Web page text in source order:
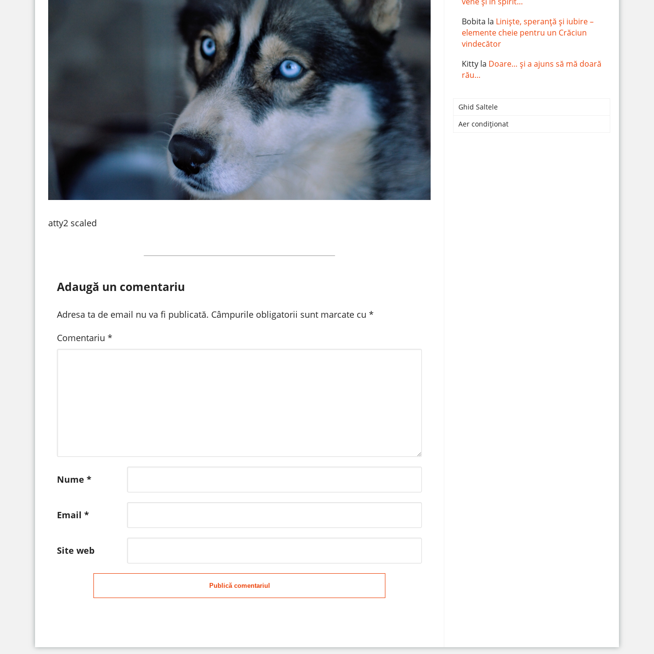
atty2 scaled
Adaugă un comentariu
Adresa ta de email nu va fi publicată. Câmpurile obligatorii sunt marcate cu *
Comentariu *
Nume *
Email *
Site web
Publică comentariul
Bobita la Liniște, speranță și iubire –
elemente cheie pentru un Crăciun
vindecător
Kitty la Doare… și a ajuns să mă doară
rău…
Ghid Saltele
Aer condiționat